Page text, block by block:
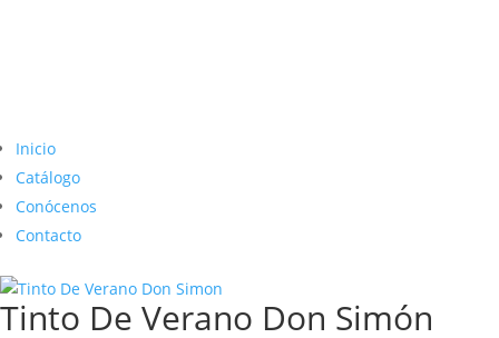
Inicio
Catálogo
Conócenos
Contacto
Tinto De Verano Don Simón